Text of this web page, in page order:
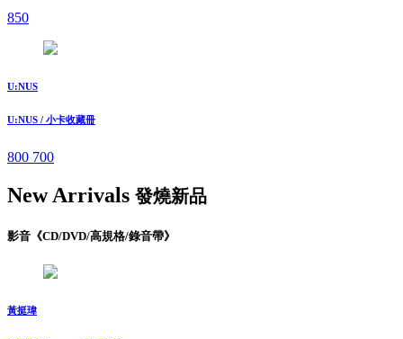
850
U:NUS
U:NUS / 小卡收藏冊
800 700
New Arrivals 發燒新品
影音《CD/DVD/高規格/錄音帶》
黃挺瑋